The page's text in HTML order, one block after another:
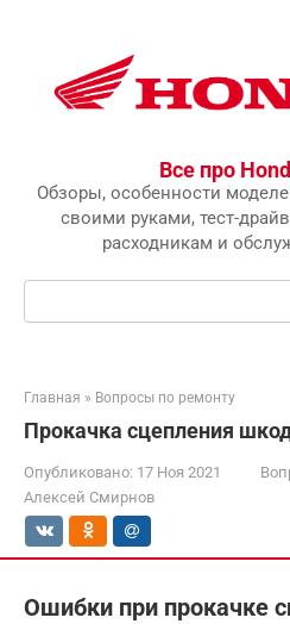
Все про
Обзоры, особенности
своими руками, тест-
расходникам и
Главная » Вопросы по ремонту
Прокачка сцепления
Опубликовано: 17 Ноя 2021
Алексей Смирнов
Ошибки при прокачке